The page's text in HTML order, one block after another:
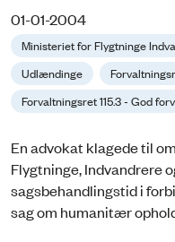
01-01-2004
Ministeriet for Flygtninge
Udlændinge
Forvaltningsret 115.3 - God
En advokat klagede til
Flygtninge, Indvandrere
sagsbehandlingstid i
sag om humanitær